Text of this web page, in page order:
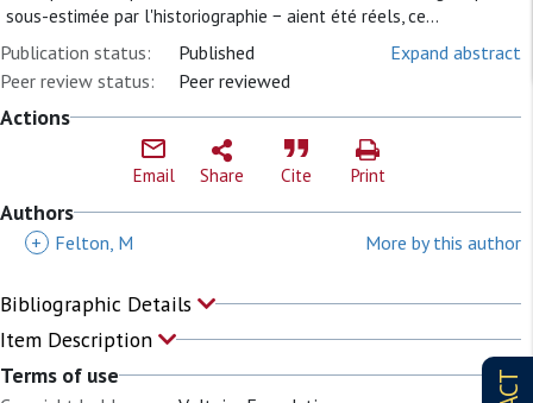
sous-estimée par l'historiographie − aient été réels, ce...
Expand abstract
Publication status:
Published
Peer review status:
Peer reviewed
Actions
Email Share Cite Print
Authors
+ Felton, M More by this author
Bibliographic Details
Item Description
Terms of use